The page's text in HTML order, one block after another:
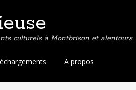
culturels à Montbrison et alentours…
A propos